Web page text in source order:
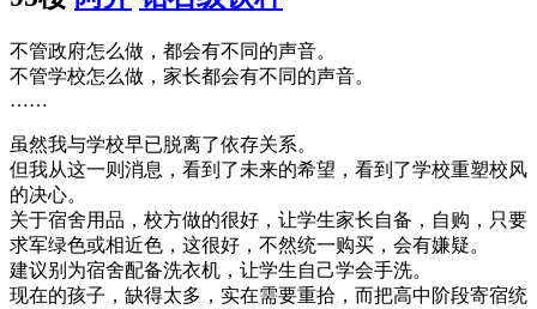
不管政府怎么做，都会有不同的声音。
不管学校怎么做，家长都会有不同的声音。
……
虽然我与学校早已脱离了依存关系。
但我从这一则消息，看到了未来的希望，看到了学校重塑校风
的决心。
关于宿舍用品，校方做的很好，让学生家长自备，自购，只要
求军绿色或相近色，这很好，不然统一购买，会有嫌疑。
建议别为宿舍配备洗衣机，让学生自己学会手洗。
现在的孩子，缺得太多，实在需要重拾，而把高中阶段寄宿统